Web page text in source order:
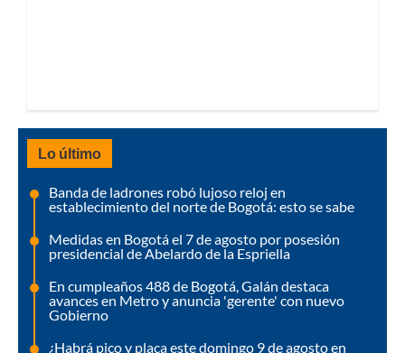
Lo último
Banda de ladrones robó lujoso reloj en
establecimiento del norte de Bogotá: esto se sabe
Medidas en Bogotá el 7 de agosto por posesión
presidencial de Abelardo de la Espriella
En cumpleaños 488 de Bogotá, Galán destaca
avances en Metro y anuncia 'gerente' con nuevo
Gobierno
¿Habrá pico y placa este domingo 9 de agosto en